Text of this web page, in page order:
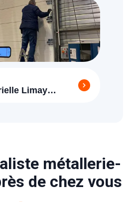
Limay
métallerie-
de chez vous